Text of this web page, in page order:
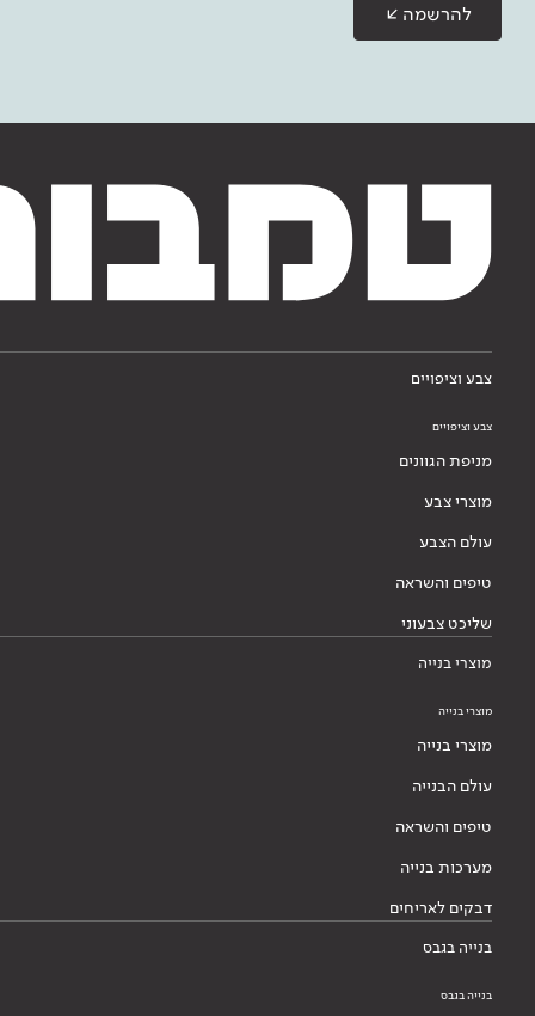
להרשמה
צבע וציפויים
צבע וציפויים
מניפת הגוונים
מוצרי צבע
עולם הצבע
טיפים והשראה
שליכט צבעוני
מוצרי בנייה
מוצרי בנייה
מוצרי בנייה
עולם הבנייה
טיפים והשראה
מערכות בנייה
דבקים לאריחים
בנייה בגבס
בנייה בגבס